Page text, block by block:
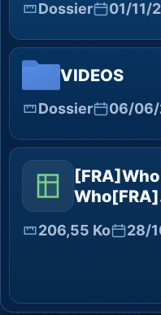
Dossier 01/11/
VIDEOS
Dossier 06/06/
206,55 Ko 28/